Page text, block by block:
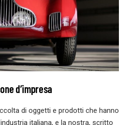
d’impresa
di oggetti e prodotti che hanno
italiana, e la nostra, scritto